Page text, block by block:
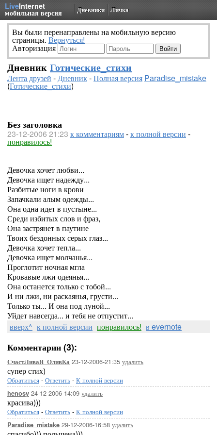
LiveInternet
мобильная версия Дневники Личка
Вы были перенаправлены на мобильную версию
страницы. Вернуться!
Авторизация
Дневник Готические_стихи
Лента друзей -Дневник-Полная версия Paradise_mistake
(Готические_стихи)
Без заголовка
23-12-2006 21:23 к комментариям-к полной версии -
понравилось!
Девочка хочет любви...
Девочка ищет надежду...
Разбитые ноги в крови
Запачкали алым одежды...
Она одна идет в пустыне...
Среди избитых слов и фраз,
Она застрянет в паутине
Твоих бездонных серых глаз...
Девочка хочет тепла...
Девочка ищет молчанья...
Проглотит ночная мгла
Кровавые лжи одеянья...
Она останется только с тобой...
И ни лжи, ни раскаянья, грусти...
Только ты... И она под луной...
Уйдет навсегда... и тебя не отпустит...
вверх^ к полной версии понравилось! в evernote
Комментарии (3):
СчастЛиваЯ_ОливКа 23-12-2006-21:35 удалить
супер стих)
Обратиться - Ответить - К полной версии
henosy 24-12-2006-14:09 удалить
красива)))
Обратиться - Ответить - К полной версии
Paradise_mistake 29-12-2006-16:58 удалить